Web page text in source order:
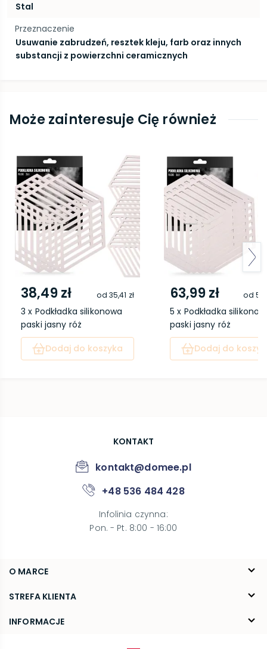
Stal
Przeznaczenie
Usuwanie zabrudzeń, resztek kleju, farb oraz innych
substancji z powierzchni ceramicznych
Może zainteresuje Cię również
38,49 zł od 35,41 zł
3 x Podkładka silikonowa
paski jasny róż
Dodaj do koszyka
63,99 zł od
5 x Podkładka
paski jasny róż
Dodaj do
O MARCE
O nas
Blog
STREFA KLIENTA
FAQ
INFORMACJE
KONTAKT
kontakt@domee.pl
+48 536 484 428
Infolinia czynna:
Pon. - Pt. 8:00 - 16:00